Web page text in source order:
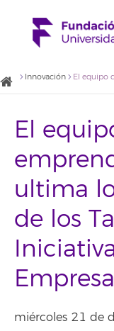
Innovación
El
ultima
de los
miércoles 21 de